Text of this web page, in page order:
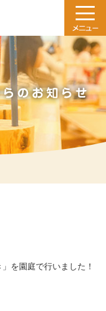
を園庭で行いました！